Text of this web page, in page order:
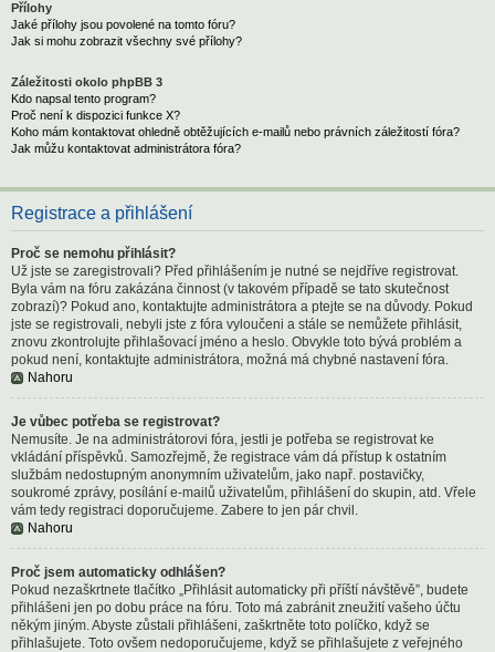
Přílohy
Jaké přílohy jsou povolené na tomto fóru?
Jak si mohu zobrazit všechny své přílohy?
Záležitosti okolo phpBB 3
Kdo napsal tento program?
Proč není k dispozici funkce X?
Koho mám kontaktovat ohledně obtěžujících e-mailů nebo právních záležitostí fóra?
Jak můžu kontaktovat administrátora fóra?
Registrace a přihlášení
Proč se nemohu přihlásit?
Už jste se zaregistrovali? Před přihlášením je nutné se nejdříve registrovat.
Byla vám na fóru zakázána činnost (v takovém případě se tato skutečnost
zobrazí)? Pokud ano, kontaktujte administrátora a ptejte se na důvody. Pokud
jste se registrovali, nebyli jste z fóra vyloučeni a stále se nemůžete přihlásit,
znovu zkontrolujte přihlašovací jméno a heslo. Obvykle toto bývá problém a
pokud není, kontaktujte administrátora, možná má chybné nastavení fóra.
Nahoru
Je vůbec potřeba se registrovat?
Nemusíte. Je na administrátorovi fóra, jestli je potřeba se registrovat ke
vkládání příspěvků. Samozřejmě, že registrace vám dá přístup k ostatním
službám nedostupným anonymním uživatelům, jako např. postavičky,
soukromé zprávy, posílání e-mailů uživatelům, přihlášení do skupin, atd. Vřele
vám tedy registraci doporučujeme. Zabere to jen pár chvil.
Nahoru
Proč jsem automaticky odhlášen?
Pokud nezaškrtnete tlačítko „Přihlásit automaticky při příští návštěvě”, budete
přihlášeni jen po dobu práce na fóru. Toto má zabránit zneužití vašeho účtu
někým jiným. Abyste zůstali přihlášeni, zaškrtněte toto políčko, když se
přihlašujete. Toto ovšem nedoporučujeme, když se přihlašujete z veřejného